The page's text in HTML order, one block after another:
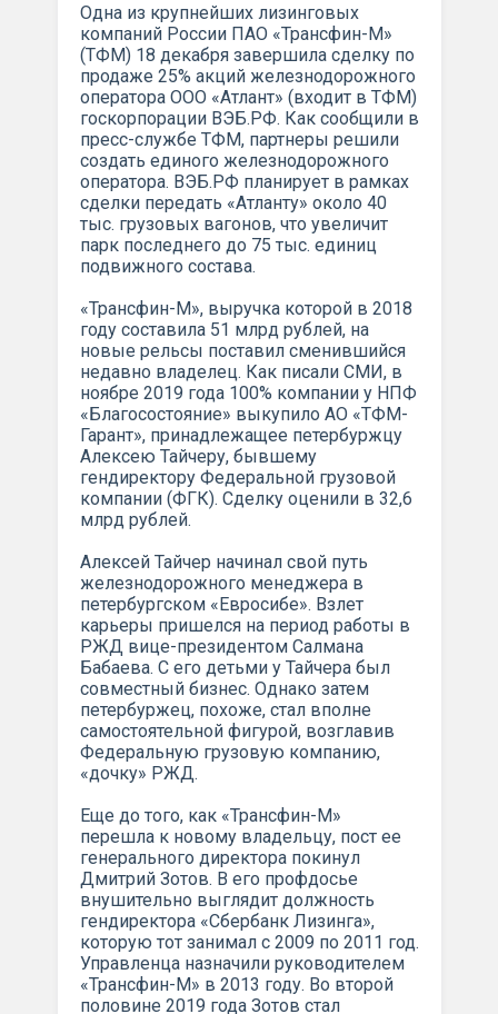
Одна из крупнейших лизинговых
компаний России ПАО «Трансфин-М»
(ТФМ) 18 декабря завершила сделку по
продаже 25% акций железнодорожного
оператора ООО «Атлант» (входит в ТФМ)
госкорпорации ВЭБ.РФ. Как сообщили в
пресс-службе ТФМ, партнеры решили
создать единого железнодорожного
оператора. ВЭБ.РФ планирует в рамках
сделки передать «Атланту» около 40
тыс. грузовых вагонов, что увеличит
парк последнего до 75 тыс. единиц
подвижного состава.
«Трансфин-М», выручка которой в 2018
году составила 51 млрд рублей, на
новые рельсы поставил сменившийся
недавно владелец. Как писали СМИ, в
ноябре 2019 года 100% компании у НПФ
«Благосостояние» выкупило АО «ТФМ-
Гарант», принадлежащее петербуржцу
Алексею Тайчеру, бывшему
гендиректору Федеральной грузовой
компании (ФГК). Сделку оценили в 32,6
млрд рублей.
Алексей Тайчер начинал свой путь
железнодорожного менеджера в
петербургском «Евросибе». Взлет
карьеры пришелся на период работы в
РЖД вице-президентом Салмана
Бабаева. С его детьми у Тайчера был
совместный бизнес. Однако затем
петербуржец, похоже, стал вполне
самостоятельной фигурой, возглавив
Федеральную грузовую компанию,
«дочку» РЖД.
Еще до того, как «Трансфин-М»
перешла к новому владельцу, пост ее
генерального директора покинул
Дмитрий Зотов. В его профдосье
внушительно выглядит должность
гендиректора «Сбербанк Лизинга»,
которую тот занимал с 2009 по 2011 год.
Управленца назначили руководителем
«Трансфин-М» в 2013 году. Во второй
половине 2019 года Зотов стал